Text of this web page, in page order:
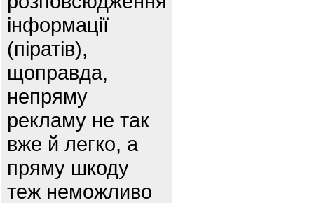
інформації
(піратів),
щоправда,
непряму
рекламу не так
вже й легко, а
пряму шкоду
теж неможливо